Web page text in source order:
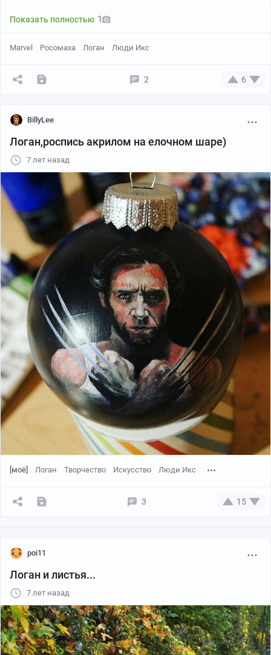
БМ ругается на последнюю картинку, но не в ней суть.
Концепция этого костюма для MCU берет за основу
современные дизайны из мультфильмов и комиксов.
Показать полностью 1
Marvel Росомаха Логан Люди Икс
2 6
BillyLee
Логан,роспись акрилом на елочном шаре)
7 лет назад
[моё] Логан Творчество Искусство Люди Икс
3 15
poi11
Логан и листья...
7 лет назад